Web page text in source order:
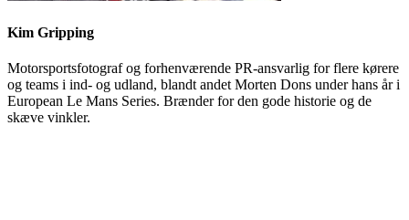
Kim Gripping
Motorsportsfotograf og forhenværende PR-ansvarlig for flere kørere
og teams i ind- og udland, blandt andet Morten Dons under hans år i
European Le Mans Series. Brænder for den gode historie og de
skæve vinkler.